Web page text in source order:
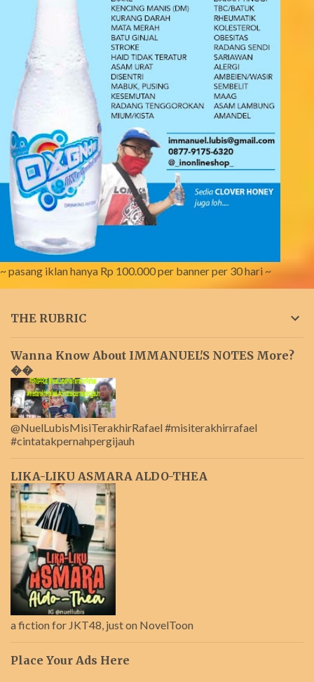
~ pasang iklan hanya Rp 100.000 per banner per 30 hari ~
THE RUBRIC
Wanna Know About IMMANUEL'S NOTES More?
��
@NuelLubisMisiTerakhirRafael #misiterakhirrafael
#cintatakpernahpergijauh
LIKA-LIKU ASMARA ALDO-THEA
a fiction for JKT48, just on NovelToon
Place Your Ads Here